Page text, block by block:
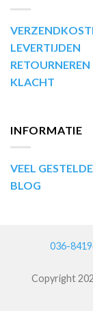
LEVERTIJDEN
RETOURNEREN
KLACHT
INFORMATIE
VEEL
BLOG
036-
Copyright